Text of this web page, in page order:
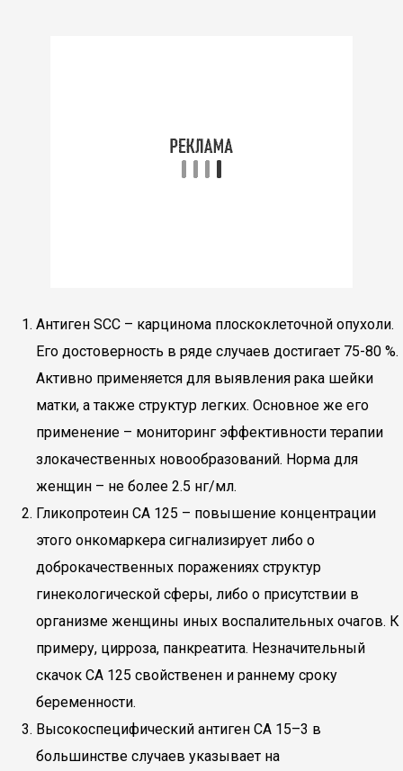
Антиген SCC – карцинома плоскоклеточной опухоли.
Его достоверность в ряде случаев достигает 75-80 %.
Активно применяется для выявления рака шейки
матки, а также структур легких. Основное же его
применение – мониторинг эффективности терапии
злокачественных новообразований. Норма для
женщин – не более 2.5 нг/мл.
Гликопротеин СА 125 – повышение концентрации
этого онкомаркера сигнализирует либо о
доброкачественных поражениях структур
гинекологической сферы, либо о присутствии в
организме женщины иных воспалительных очагов. К
примеру, цирроза, панкреатита. Незначительный
скачок СА 125 свойственен и раннему сроку
беременности.
Высокоспецифический антиген СА 15–3 в
большинстве случаев указывает на